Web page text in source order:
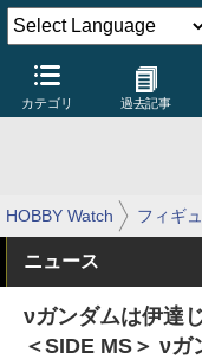
カテゴリ 過去記事
HOBBY Watch フィギ
ニュース
νガンダムは伊達
＜SIDE MS＞ ν